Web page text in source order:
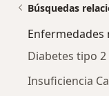
Búsquedas
Enfermedades
Diabetes tipo
Insuficiencia